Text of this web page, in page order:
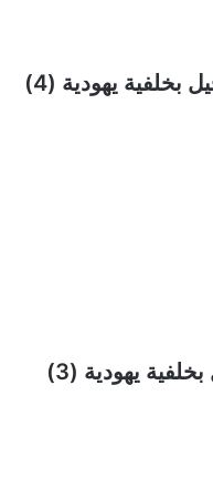
يهودية (4)
يهودية (3)